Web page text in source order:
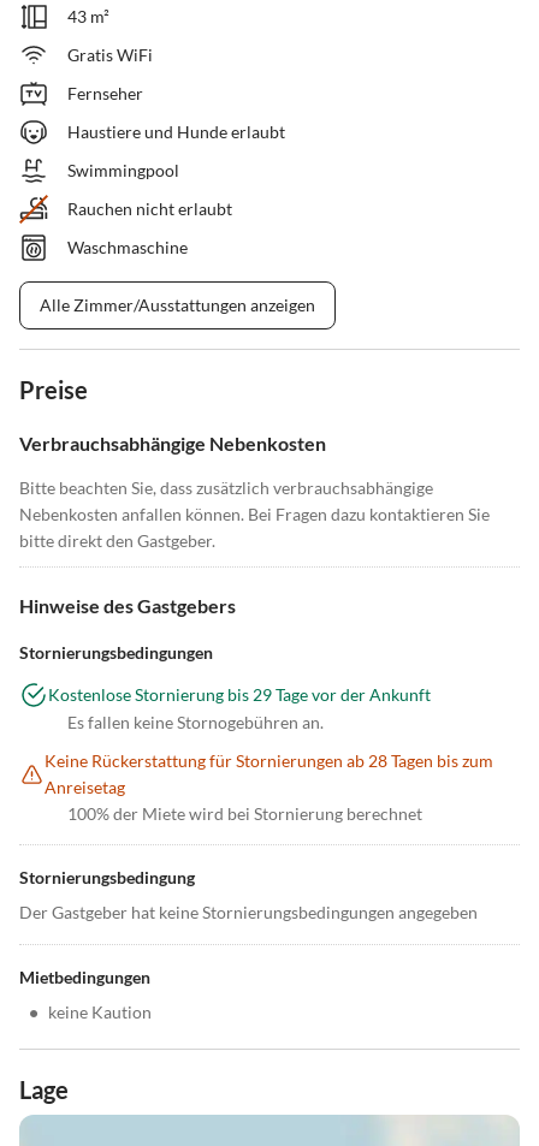
43 m²
Gratis WiFi
Fernseher
Haustiere und Hunde erlaubt
Swimmingpool
Rauchen nicht erlaubt
Waschmaschine
Alle Zimmer/Ausstattungen anzeigen
Preise
Verbrauchsabhängige Nebenkosten
Bitte beachten Sie, dass zusätzlich verbrauchsabhängige
Nebenkosten anfallen können. Bei Fragen dazu kontaktieren Sie
bitte direkt den Gastgeber.
Hinweise des Gastgebers
Stornierungsbedingungen
Kostenlose Stornierung bis 29 Tage vor der Ankunft
Es fallen keine Stornogebühren an.
Keine Rückerstattung für Stornierungen ab 28 Tagen bis zum
Anreisetag
100% der Miete wird bei Stornierung berechnet
Stornierungsbedingung
Der Gastgeber hat keine Stornierungsbedingungen angegeben
Mietbedingungen
• keine Kaution
Lage